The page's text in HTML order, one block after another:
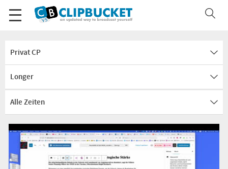
Privat CP
Longer
Alle Zeiten